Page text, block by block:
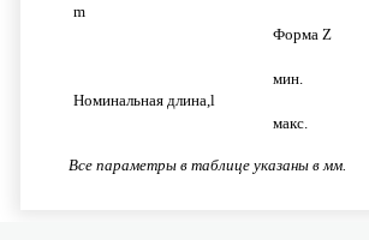
m
Форма Z
Номинальная длина,l
мин.
макс.
Все параметры в таблице указаны в мм.